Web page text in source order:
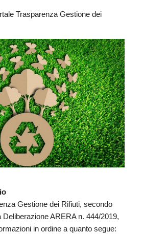
Trasparenza Gestione dei
Gestione dei Rifiuti, secondo
ARERA n. 444/2019,
in ordine a quanto segue: